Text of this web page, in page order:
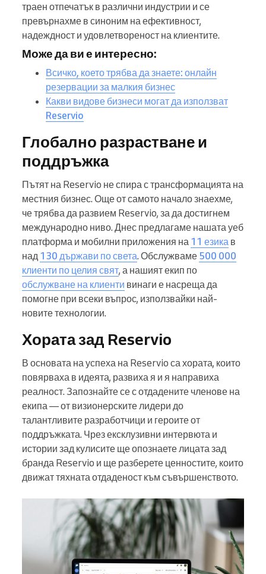
траен отпечатък в различни индустрии и се
превърнахме в синоним на ефективност,
надеждност и удовлетвореност на клиентите.
Може да ви е интересно:
Всичко, което трябва да знаете: онлайн
резервации за малкия бизнес
Какви видове бизнеси могат да използват
Reservio
Глобално разрастване и
поддръжка
Пътят на Reservio не спира с трансформацията на
местния бизнес. Още от самото начало знаехме,
че трябва да развием Reservio, за да достигнем
международно ниво. Днес предлагаме нашата уеб
платформа и мобилни приложения на 11 езика в
над 130 държави по света. Обслужваме 500 000
клиенти по целия свят, а нашият екип по
обслужване на клиенти винаги е насреща да
помогне при всеки въпрос, използвайки най-
новите технологии.
Хората зад Reservio
В основата на успеха на Reservio са хората, които
повярваха в идеята, развиха я и я направиха
реалност. Запознайте се с отдадените членове на
екипа — от визионерските лидери до
талантливите разработчици и героите от
поддръжката. Чрез ексклузивни интервюта и
истории зад кулисите ще опознаете лицата зад
бранда Reservio и ще разберете ценностите, които
движат тяхната отдаденост към съвършенството.